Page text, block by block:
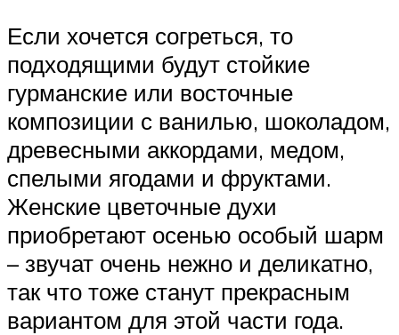
Если хочется согреться, то
подходящими будут стойкие
гурманские или восточные
композиции с ванилью, шоколадом,
древесными аккордами, медом,
спелыми ягодами и фруктами.
Женские цветочные духи
приобретают осенью особый шарм
– звучат очень нежно и деликатно,
так что тоже станут прекрасным
вариантом для этой части года.